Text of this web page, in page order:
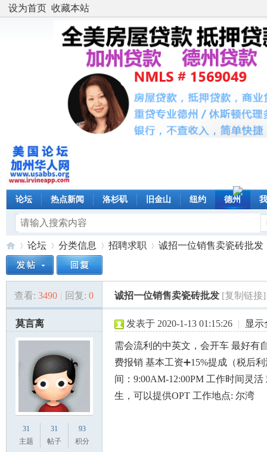
设为首页 收藏本站
论坛 热点新闻 洛杉矶 旧金山 纽约 德州
美»
论坛
›
分类信息 招聘求职
›
诚招一位销售卖瓷砖批发
查看: 3490 | 回复: 0 诚招一位销售卖瓷砖批发 [复制链接]
莫言离
31
主题
31
帖子
93
积分
发表于 2020-1-13 01:15:26 | 显示
需会流利的中英文，会开车 最好有
费报销 基本工资➕15%提成（税后
间：9:00AM-12:00PM 工作时间灵活
生，可以提供OPT 工作地点: 尔湾